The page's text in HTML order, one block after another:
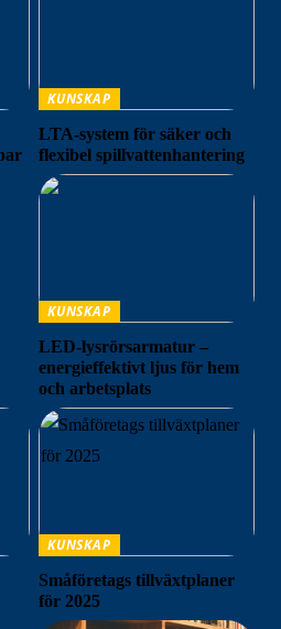
KUNSKAP
LTA-system för säker och
flexibel spillvattenhantering
KUNSKAP
LED-lysrörsarmatur –
energieffektivt ljus för hem
och arbetsplats
KUNSKAP
Småföretags tillväxtplaner
för 2025